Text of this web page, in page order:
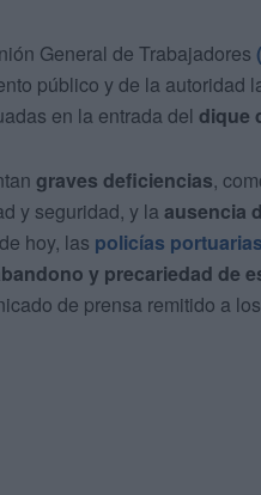
General de Trabajadores
público y de la autoridad
en la entrada del dique
graves deficiencias,
y seguridad, y la ausencia
hoy, las policías portuarias
y precariedad de
de prensa remitido a